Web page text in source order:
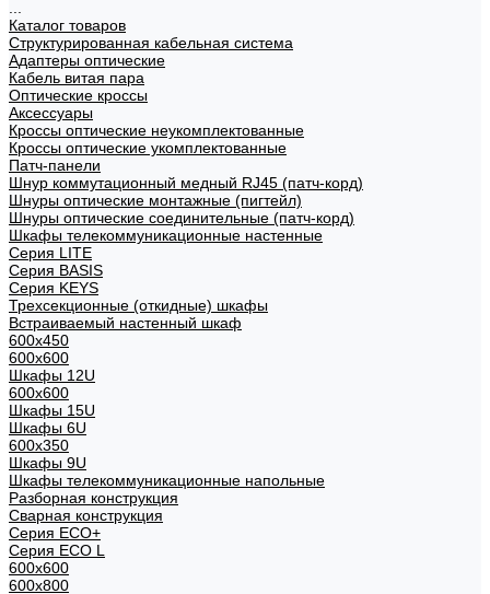
Каталог товаров
Структурированная кабельная система
Адаптеры оптические
Кабель витая пара
Оптические кроссы
Аксессуары
Кроссы оптические неукомплектованные
Кроссы оптические укомплектованные
Патч-панели
Шнур коммутационный медный RJ45 (патч-корд)
Шнуры оптические монтажные (пигтейл)
Шнуры оптические соединительные (патч-корд)
Шкафы телекоммуникационные настенные
Cерия LITE
Cерия BASIS
Cерия KEYS
Трехсекционные (откидные) шкафы
Встраиваемый настенный шкаф
600x450
600x600
Шкафы 12U
600x600
Шкафы 15U
Шкафы 6U
600x350
Шкафы 9U
Шкафы телекоммуникационные напольные
Разборная конструкция
Сварная конструкция
Серия ECO+
Серия ECO L
600x600
600x800